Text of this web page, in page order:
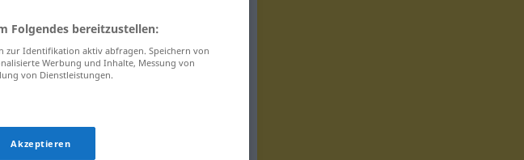
Folgendes bereitzustellen:
zur Identifikation aktiv abfragen. Speichern von
Werbung und Inhalte, Messung von
von Dienstleistungen.
Akzeptieren